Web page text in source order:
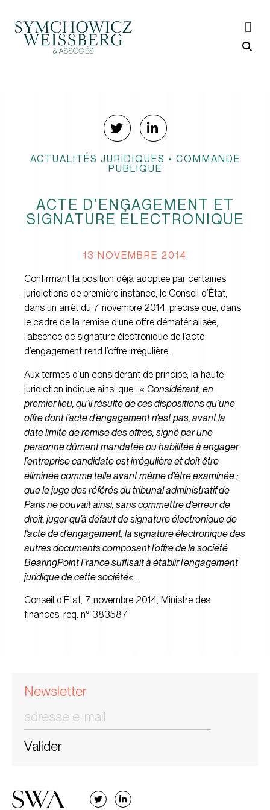
ACTUALITÉS JURIDIQUES • COMMANDE
PUBLIQUE
ACTE D’ENGAGEMENT ET
SIGNATURE ÉLECTRONIQUE
13 NOVEMBRE 2014
Confirmant la position déjà adoptée par certaines
juridictions de première instance, le Conseil d’État,
dans un arrêt du 7 novembre 2014, précise que, dans
le cadre de la remise d’une offre dématérialisée,
l’absence de signature électronique de l’acte
d’engagement rend l’offre irrégulière.
Aux termes d’un considérant de principe, la haute
juridiction indique ainsi que : « Considérant, en
premier lieu, qu’il résulte de ces dispositions qu’une
offre dont l’acted’engagementn’est pas, avant la
date limite de remise des offres, signé par une
personne dûment mandatée ou habilitée à engager
l’entreprise candidate est irrégulière et doit être
éliminée comme telle avant même d’être examinée ;
que le juge des référés du tribunal administratif de
Paris ne pouvait ainsi, sans commettre d’erreur de
droit, juger qu’à défaut designatureélectronique de
l’actede d’engagement, la signatureélectronique des
autres documents composant l’offre de la société
BearingPoint France suffisait à établir l’engagement
juridique de cette société« .
Conseil d’État, 7 novembre 2014, Ministre des
finances, req. n° 383587
Newsletter
Valider